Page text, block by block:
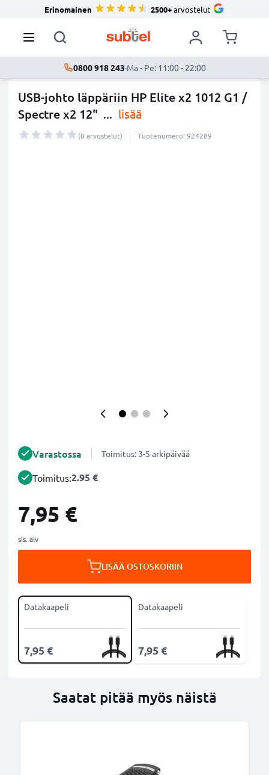
Erinomainen 2500+arvostelut
0800 918 243·Ma - Pe: 11:00 - 22:00
USB-johto läppäriin HP Elite x2 1012 G1 /
Spectre x2 12" ... lisää
(0 arvostelut) Tuotenumero: 924289
Varastossa Toimitus: 3-5 arkipäivää
Toimitus:2.95 €
7,95 €
sis. alv
LISÄÄ OSTOSKORIIN
Datakaapeli
7,95 €
Datakaapeli
7,95 €
Saatat pitää myös näistä